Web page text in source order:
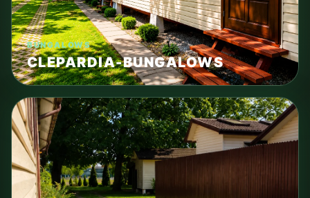
BUNGALOWS
CLEPARDIA-BUNGALOWS